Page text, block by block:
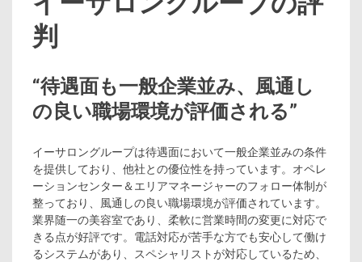
判
“待遇面も一般企業並み、風通し
の良い職場環境が評価される”
イーサロングループは待遇面において一般企業並みの条件
を提供しており、他社との優位性を持っています。オペレ
ーションセンター＆エリアマネージャーのフォロー体制が
整っており、風通しの良い職場環境が評価されています。
業界随一の美容室であり、柔軟に営業時間の変更に対応で
きる点が好評です。電話対応が苦手な方でも安心して働け
るシステムがあり、スペシャリストが対応しているため、